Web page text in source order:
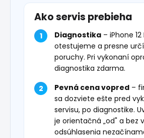
Ako servis prebieha
Diagnostika – iPhone 12
otestujeme a presne
poruchy. Pri vykonaní
diagnostika zdarma.
Pevná cena vopred –
sa dozviete ešte pred
servisu, po diagnostike.
je orientačná „od" a bez
odsúhlasenia